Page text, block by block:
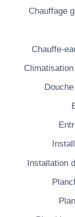
Chauffage
Chauffe-
Climatisation
Installation